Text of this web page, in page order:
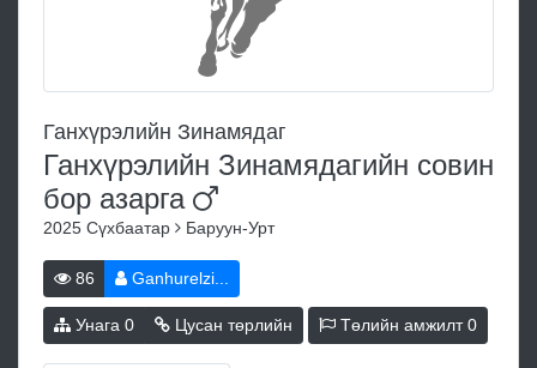
Ганхүрэлийн Зинамядаг
Ганхүрэлийн Зинамядагийн совин
бор азарга
2025 Сүхбаатар Баруун-Урт
86 Ganhurelzi...
Унага 0 Цусан төрлийн Төлийн амжилт0